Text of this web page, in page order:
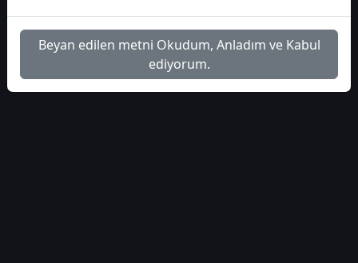
Beyan edilen metni Okudum, Anladım ve Kabul
ediyorum.